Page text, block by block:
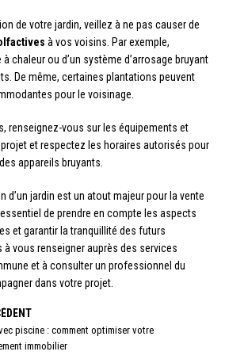
de votre jardin, veillez à ne pas causer de
à vos voisins. Par exemple,
à chaleur ou d’un système d’arrosage bruyant
De même, certaines plantations peuvent
pour le voisinage.
renseignez-vous sur les équipements et
et respectez les horaires autorisés pour
appareils bruyants.
d’un jardin est un atout majeur pour la vente
de prendre en compte les aspects
et garantir la tranquillité des futurs
à vous renseigner auprès des services
et à consulter un professionnel du
dans votre projet.
piscine : comment optimiser votre
immobilier